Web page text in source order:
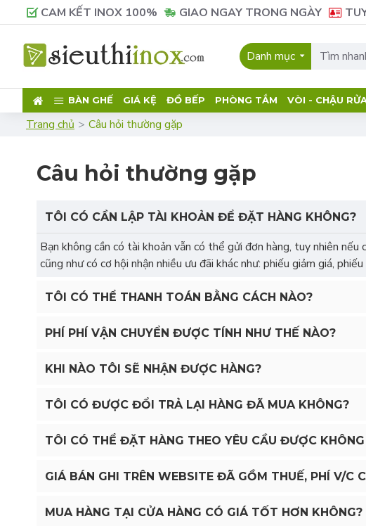
CAM KẾT INOX 100% GIAO NGAY TRONG NGÀY
Danh mục
BÀN GHẾ GIÁ KỆ ĐỒ BẾP PHÒNG TẮM VÒI - CHẬU
Trang chủ Câu hỏi thường gặp
Câu hỏi thường gặp
TÔI CÓ CẦN LẬP TÀI KHOẢN ĐỂ ĐẶT HÀNG KHÔNG?
Bạn không cần có tài khoản vẫn có thể gửi đơn hàng, tuy nhiên
cũng như có cơ hội nhận nhiều ưu đãi khác như: phiếu giảm giá,
TÔI CÓ THỂ THANH TOÁN BẰNG CÁCH NÀO?
PHÍ PHÍ VẬN CHUYỂN ĐƯỢC TÍNH NHƯ THẾ NÀO?
KHI NÀO TÔI SẼ NHẬN ĐƯỢC HÀNG?
TÔI CÓ ĐƯỢC ĐỔI TRẢ LẠI HÀNG ĐÃ MUA KHÔNG?
TÔI CÓ THỂ ĐẶT HÀNG THEO YÊU CẦU ĐƯỢC KHÔNG
GIÁ BÁN GHI TRÊN WEBSITE ĐÃ GỒM THUẾ, PHÍ V/C
MUA HÀNG TẠI CỬA HÀNG CÓ GIÁ TỐT HƠN KHÔNG?